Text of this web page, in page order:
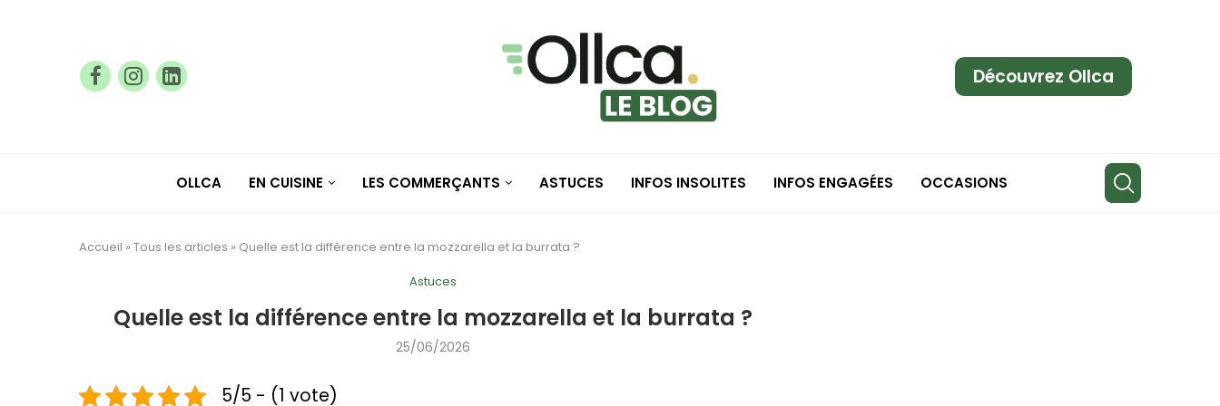
Découvrez Ollca
OLLCA EN CUISINE LES COMMERÇANTS ASTUCES INFOS INSOLITES INFOS ENGAGÉES OCCASIONS
Accueil » Tous les articles » Quelle est la différence entre la mozzarella et la burrata ?
Astuces
Quelle est la différence entre la mozzarella et la burrata ?
25/06/2026
5/5 - (1 vote)